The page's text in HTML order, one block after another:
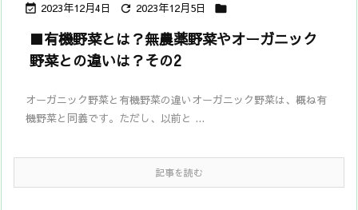
 2023年12月4日  2023年12月5日 
■有機野菜とは？無農薬野菜やオーガニック
野菜との違いは？その2
オーガニック野菜と有機野菜の違いオーガニック野菜は、概ね有
機野菜と同義です。ただし、以前と ...
記事を読む